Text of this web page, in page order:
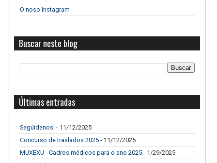
O noso Instagram
Buscar neste blog
Últimas entradas
Segúidenos! - 11/12/2025
Concurso de traslados 2025 - 11/12/2025
MUXEXU - Cadros médicos para o ano 2025 - 1/29/2025